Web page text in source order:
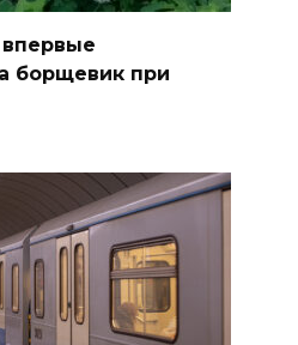
борщевик при